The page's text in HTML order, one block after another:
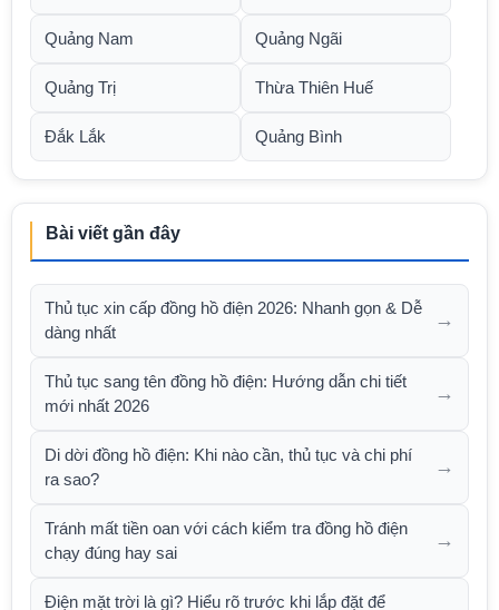
Quảng Nam Quảng Ngãi
Quảng Trị Thừa Thiên Huế
Đắk Lắk Quảng Bình
Bài viết gần đây
Thủ tục xin cấp đồng hồ điện 2026: Nhanh gọn & Dễ
dàng nhất
→
Thủ tục sang tên đồng hồ điện: Hướng dẫn chi tiết
mới nhất 2026
→
Di dời đồng hồ điện: Khi nào cần, thủ tục và chi phí
ra sao?
→
Tránh mất tiền oan với cách kiểm tra đồng hồ điện
chạy đúng hay sai
→
Điện mặt trời là gì? Hiểu rõ trước khi lắp đặt để